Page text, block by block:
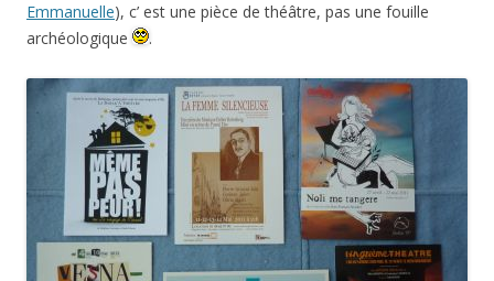
Emmanuelle), c’ est une pièce de théâtre, pas une fouille
archéologique
.